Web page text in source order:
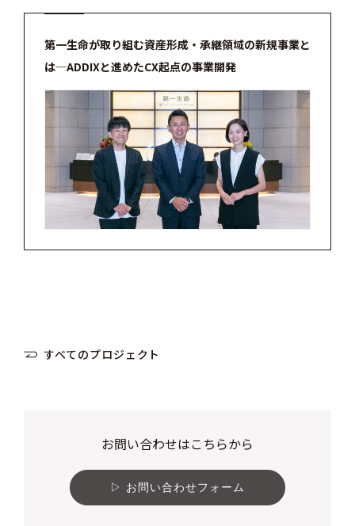
第一生命が取り組む資産形成・承継領域の新規事業と
は─ADDIXと進めたCX起点の事業開発
すべてのプロジェクト
お問い合わせはこちらから
お問い合わせフォーム